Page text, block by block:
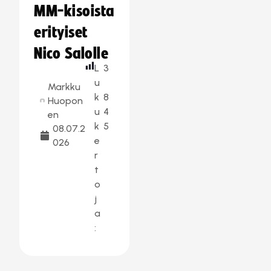
MM-kisoista
erityiset
Nico Salolle
Markku
Huopon
en
08.07.2
026
L
u
k
u
k
e
r
t
o
j
a
:
3
8
4
5